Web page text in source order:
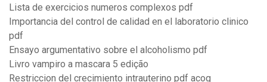
Lista de exercicios numeros complexos pdf
Importancia del control de calidad en el laboratorio clinico
pdf
Ensayo argumentativo sobre el alcoholismo pdf
Livro vampiro a mascara 5 edição
Restriccion del crecimiento intrauterino pdf acog